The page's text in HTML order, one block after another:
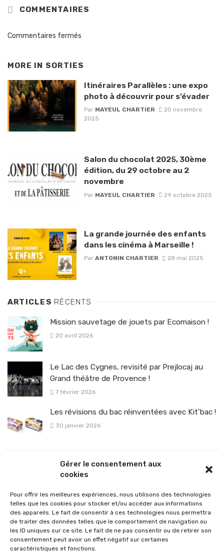
Gérer le consentement aux
cookies
Pour offrir les meilleures expériences, nous utilisons des technologies
telles que les cookies pour stocker et/ou accéder aux informations
des appareils. Le fait de consentir à ces technologies nous permettra
de traiter des données telles que le comportement de navigation ou
les ID uniques sur ce site. Le fait de ne pas consentir ou de retirer son
consentement peut avoir un effet négatif sur certaines
caractéristiques et fonctions.
COMMENTAIRES
Commentaires fermés
MORE IN SORTIES
Itinéraires Parallèles : une expo
photo à découvrir pour s’évader
Par MAYEUL CHARTIER
20 novembre
2025
Salon du chocolat 2025, 30ème
édition, du 29 octobre au 2
novembre
Par MAYEUL CHARTIER 29 octobre 2025
La grande journée des enfants
dans les cinéma à Marseille !
Par ANTONIN CHARTIER 28 mai 2025
ARTICLES RÉCENTS
Mission sauvetage de jouets par Ecomaison !
20 avril 2026
Le Lac des Cygnes, revisité par Prejlocaj au
Grand théâtre de Provence !
7 février 2026
Les révisions du bac réinventées avec Kit’bac !
30 janvier 2026